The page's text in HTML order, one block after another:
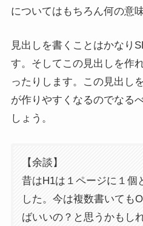
についてはもちろん何の意
見出しを書くことはかなり
す。そしてこの見出しを作
ったりします。この見出し
が作りやすくなるのでなる
しょう。
【余談】
昔はH1は１ページに１個
した。今は複数書いても
ばいいの？と思うかもし